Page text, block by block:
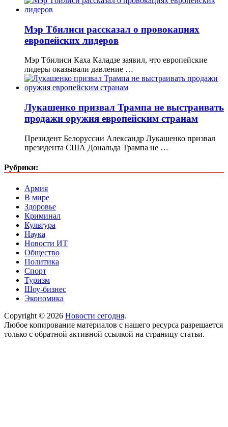
Мэр Тбилиси рассказал о провокациях
европейских лидеров
Мэр Тбилиси Каха Каладзе заявил, что европейские
лидеры оказывали давление …
Лукашенко призвал Трампа не выстраивать
продажи оружия европейским странам
Президент Белоруссии Александр Лукашенко призвал
президента США Дональда Трампа не …
Рубрики:
Армия
В мире
Здоровье
Криминал
Культура
Наука
Новости ИТ
Общество
Политика
Спорт
Туризм
Шоу-бизнес
Экономика
Copyright © 2026 Новости сегодня.
Любое копирование материалов с нашего ресурса разрешается
только с обратной активной ссылкой на страницу статьи.